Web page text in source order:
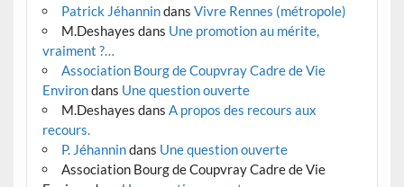
Patrick Jéhannindans Vivre Rennes (métropole)
M.Deshayes dans Une promotion au mérite,
vraiment ?…
Association Bourg de Coupvray Cadre de Vie
Environdans Une question ouverte
M.Deshayes dans A propos des recours aux
recours.
P. Jéhannindans Une question ouverte
Association Bourg de Coupvray Cadre de Vie